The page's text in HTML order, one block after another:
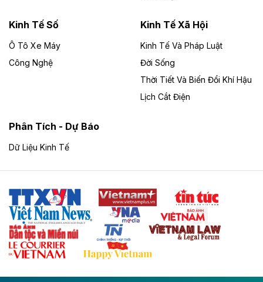
Đồng Nai cho thuê gần 59 ha đất làm khu
công nghiệp ở Long Thành
UBND TP Đồng Nai cho Công ty Amata thuê gần 59 ha
đất để đầu tư khu công nghiệp công nghệ cao Long
Đề xuất hỗ trợ 20.000 tỷ đồng làm cao tốc
Thái Nguyên - Lạng Sơn
Thái Nguyên và các tỉnh trung du, miền núi phía Bắc
với hệ thống cửa khẩu quốc tế tại Lạng Sơn.
Theo baodautu.vn
Đề xuất đầu tư 11.500 tỷ đồng xây dựng cao
tốc CT.11 qua Ninh Bình
Kinh Tế Số
Ô Tô Xe Máy
Công Nghệ
Kinh Tế Xã Hội
Kinh Tế Và Pháp Luật
Đời Sống
Thời Tiết Và Biến Đổi Khí Hậu
Lịch Cắt Điện
Phân Tích - Dự Báo
Dữ Liệu Kinh Tế